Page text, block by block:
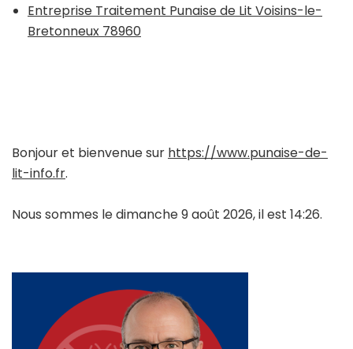
Entreprise Traitement Punaise de Lit Voisins-le-
Bretonneux 78960
Bonjour et bienvenue sur https://www.punaise-de-
lit-info.fr.
Nous sommes le dimanche 9 août 2026, il est 14:26.